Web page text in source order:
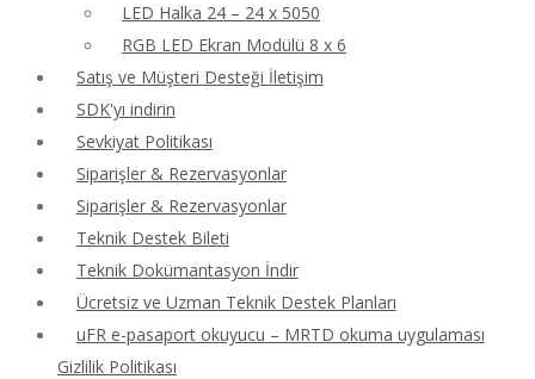
LED Halka 24 – 24 x 5050
RGB LED Ekran Modülü 8 x 6
Satış ve Müşteri Desteği İletişim
SDK'yı indirin
Sevkiyat Politikası
Siparişler & Rezervasyonlar
Siparişler & Rezervasyonlar
Teknik Destek Bileti
Teknik Dokümantasyon İndir
Ücretsiz ve Uzman Teknik Destek Planları
uFR e-pasaport okuyucu – MRTD okuma uygulaması
Gizlilik Politikası